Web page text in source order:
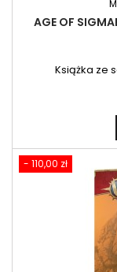
AGE OF
Książka ze
- 110,00 zł